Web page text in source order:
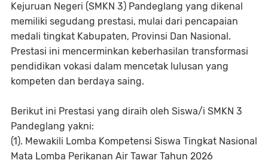
Kejuruan Negeri (SMKN 3) Pandeglang yang dikenal
memiliki segudang prestasi, mulai dari pencapaian
medali tingkat Kabupaten, Provinsi Dan Nasional.
Prestasi ini mencerminkan keberhasilan transformasi
pendidikan vokasi dalam mencetak lulusan yang
kompeten dan berdaya saing.
Berikut ini Prestasi yang diraih oleh Siswa/i SMKN 3
Pandeglang yakni:
(1). Mewakili Lomba Kompetensi Siswa Tingkat Nasional
Mata Lomba Perikanan Air Tawar Tahun 2026